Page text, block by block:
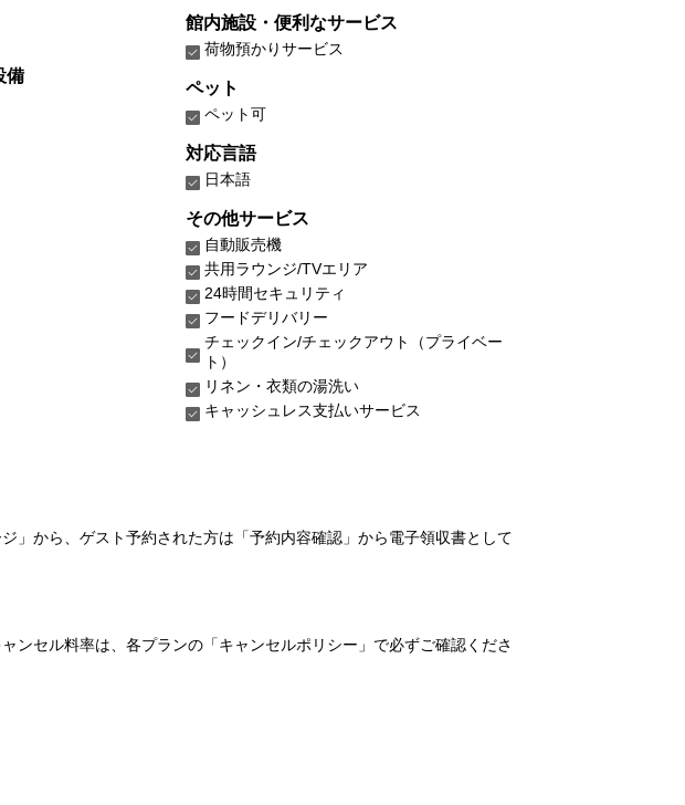
備
館内施設・便利なサービス
荷物預かりサービス
ペット
ペット可
対応言語
日本語
その他サービス
自動販売機
共用ラウンジ/TVエリア
24時間セキュリティ
フードデリバリー
チェックイン/チェックアウト（プライベー
ト）
リネン・衣類の湯洗い
キャッシュレス支払いサービス
」から、ゲスト予約された方は「予約内容確認」から電子領収書として
ンセル料率は、各プランの「キャンセルポリシー」で必ずご確認くださ